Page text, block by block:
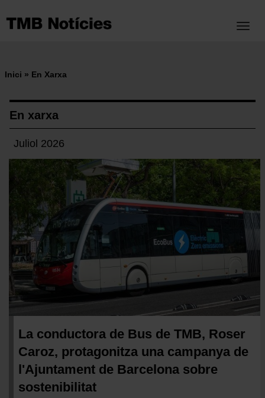
contingut
d'ariadna
Inici En Xarxa
En xarxa
Juliol 2026
La conductora de Bus de TMB, Roser
Caroz, protagonitza una campanya de
l'Ajuntament de Barcelona sobre
sostenibilitat